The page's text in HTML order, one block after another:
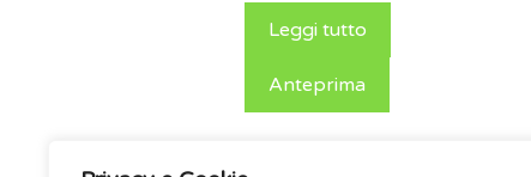
Leggi tutto
Anteprima